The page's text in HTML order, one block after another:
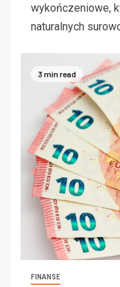
wykończeniowe,
naturalnych
3 min read
FINANSE